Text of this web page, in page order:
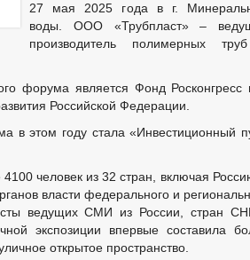
27 мая 2025 года в г.
воды. ООО «Трубпласт» –
производитель полимерных
форума является Фонд Росконгресс
Российской Федерации.
в этом году стала «Инвестиционный
человек из 32 стран, включая
власти федерального и
ведущих СМИ из России, стран
экспозиции впервые составила
открытое пространство.